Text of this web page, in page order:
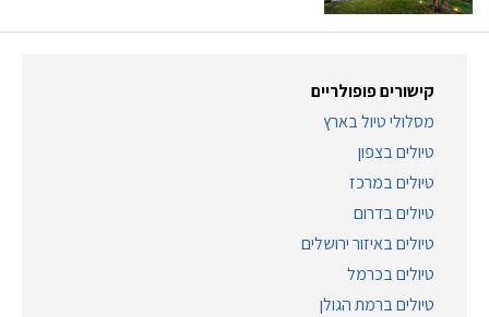
קישורים פופולריים
מסלולי טיול בארץ
טיולים בצפון
טיולים במרכז
טיולים בדרום
טיולים באיזור ירושלים
טיולים בכרמל
טיולים ברמת הגולן